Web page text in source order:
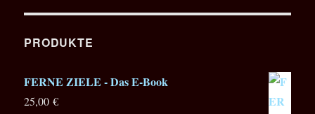
Teil
aus
PRODUKTE
FERNE ZIELE - Das E-Book
25,00€